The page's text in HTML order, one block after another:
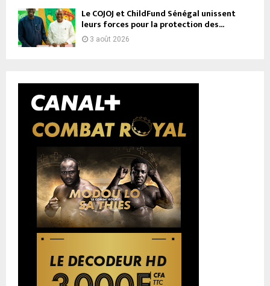
Le COJOJ et ChildFund Sénégal unissent
leurs forces pour la protection des...
3 août 2026